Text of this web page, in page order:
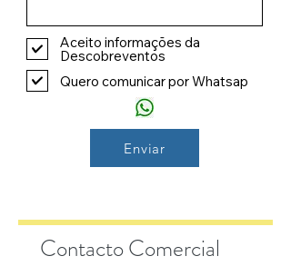
Aceito informações da
Descobreventos
Quero comunicar por Whatsap
Enviar
Contacto Comercial